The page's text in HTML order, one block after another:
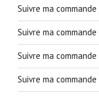
Suivre ma
Suivre ma
Suivre ma
Suivre ma commande